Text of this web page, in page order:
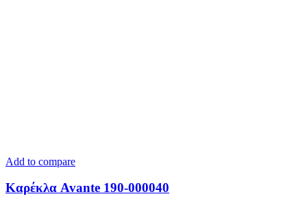
Add to compare
Καρέκλα Avante 190-000040